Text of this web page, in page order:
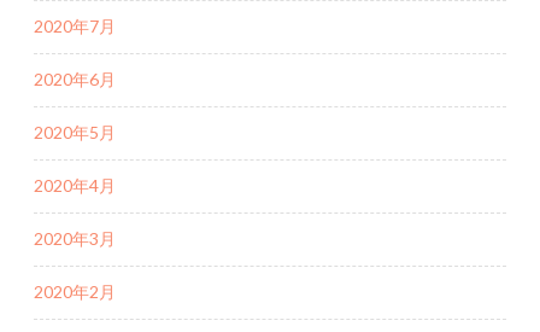
2020年7月
2020年6月
2020年5月
2020年4月
2020年3月
2020年2月